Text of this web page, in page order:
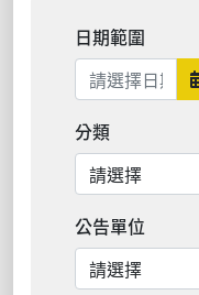
日期範圍
分類
公告單位